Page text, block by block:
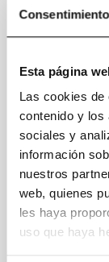
Consentimiento
Esta página
Las cookies
contenido y los
sociales y
información
nuestros
web, quienes
les haya
uso que haya
4GB/128GB
129,00 €